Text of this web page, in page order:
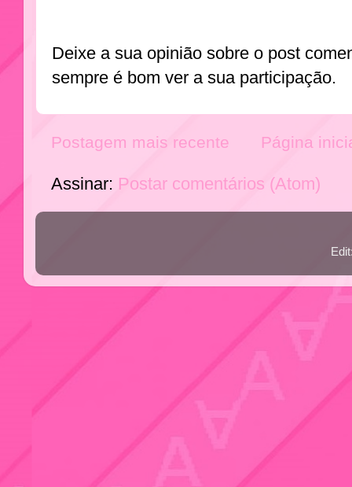
Deixe a sua opinião sobre o post
sempre é bom ver a sua participação.
Postagem mais recente Página
Assinar: Postar comentários (Atom)